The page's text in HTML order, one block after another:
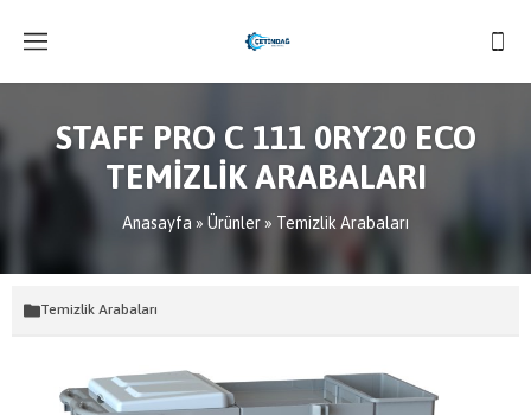
STAFF PRO C 111 0RY20 ECO
TEMİZLİK ARABALARI
Anasayfa » Ürünler » Temizlik Arabaları
Temizlik Arabaları